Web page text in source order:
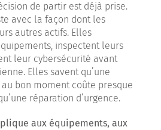
de partir est déjà prise.
avec la façon dont les
autres actifs. Elles
inspectent leurs
leur cybersécurité avant
Elles savent qu’une
bon moment coûte presque
réparation d’urgence.
aux équipements, aux